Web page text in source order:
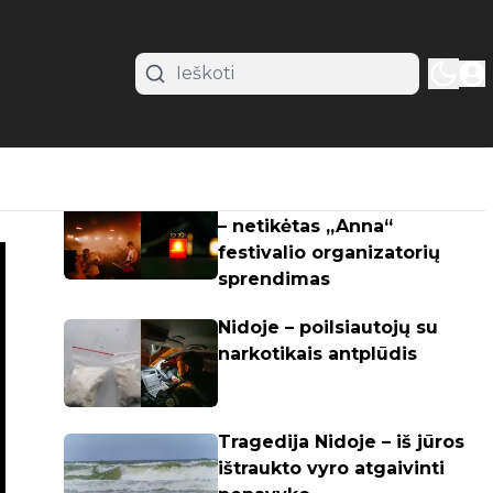
Populiariausi straipsniai
– netikėtas „Anna“
festivalio organizatorių
sprendimas
Nidoje – poilsiautojų su
narkotikais antplūdis
Tragedija Nidoje – iš jūros
ištraukto vyro atgaivinti